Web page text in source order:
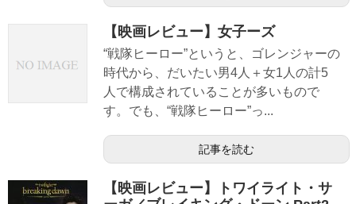
【映画レビュー】女子ーズ
“戦隊ヒーロー”というと、ゴレンジャーの
時代から、だいたい男4人＋女1人の計5
人で構成されていることが多いもので
す。でも、“戦隊ヒーロー”っ...
記事を読む
【映画レビュー】トワイライト・サ